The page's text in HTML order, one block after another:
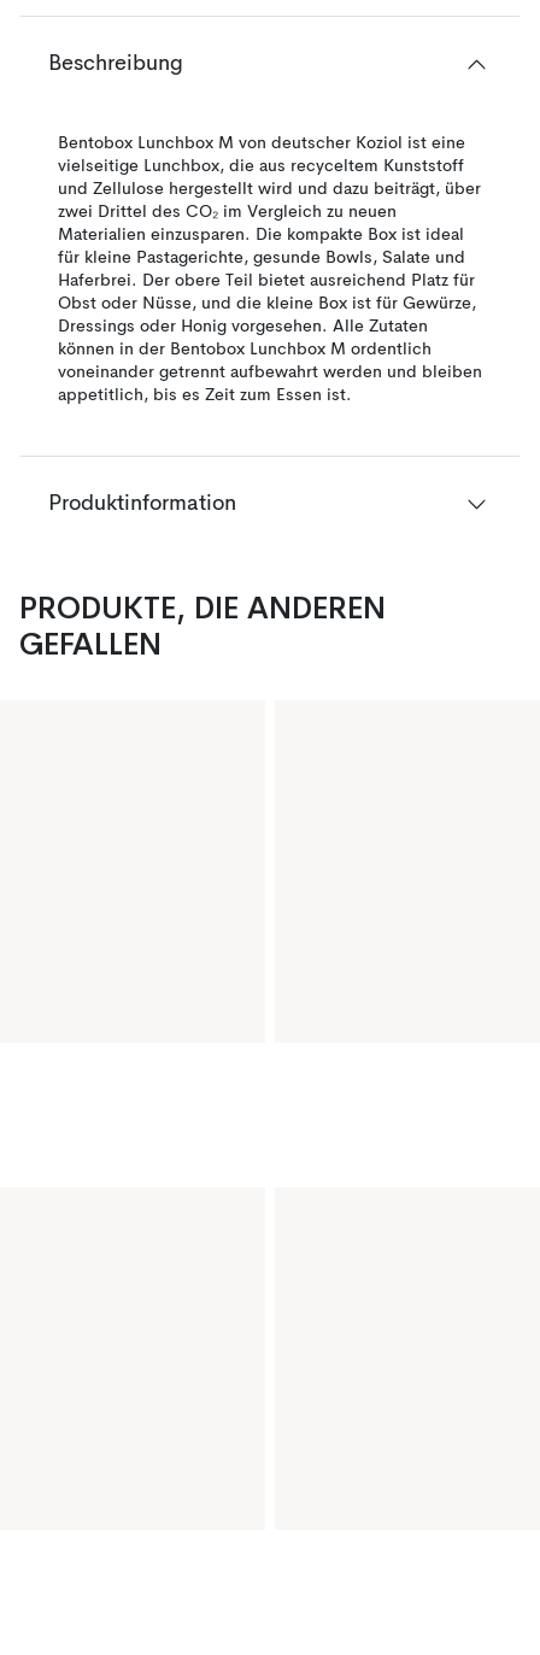
Beschreibung
Bentobox Lunchbox M von deutscher Koziol ist eine
vielseitige Lunchbox, die aus recyceltem Kunststoff
und Zellulose hergestellt wird und dazu beiträgt, über
zwei Drittel des CO₂ im Vergleich zu neuen
Materialien einzusparen. Die kompakte Box ist ideal
für kleine Pastagerichte, gesunde Bowls, Salate und
Haferbrei. Der obere Teil bietet ausreichend Platz für
Obst oder Nüsse, und die kleine Box ist für Gewürze,
Dressings oder Honig vorgesehen. Alle Zutaten
können in der Bentobox Lunchbox M ordentlich
voneinander getrennt aufbewahrt werden und bleiben
appetitlich, bis es Zeit zum Essen ist.
Produktinformation
PRODUKTE, DIE ANDEREN
GEFALLEN